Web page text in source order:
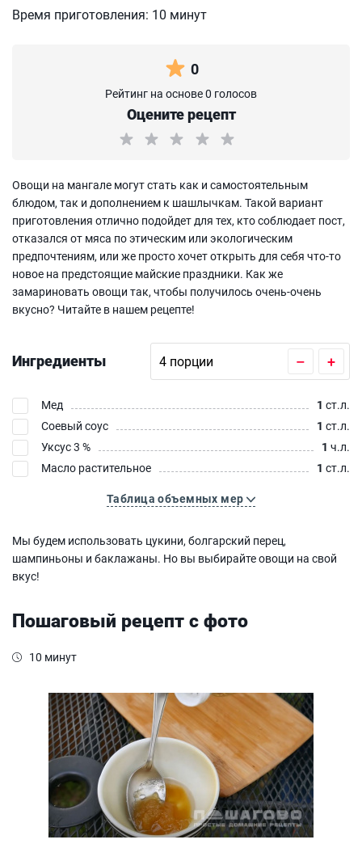
Время приготовления: 10 минут
0
Рейтинг на основе 0 голосов
Оцените рецепт
Овощи на мангале могут стать как и самостоятельным
блюдом, так и дополнением к шашлычкам. Такой вариант
приготовления отлично подойдет для тех, кто соблюдает пост,
отказался от мяса по этическим или экологическим
предпочтениям, или же просто хочет открыть для себя что-то
новое на предстоящие майские праздники. Как же
замариновать овощи так, чтобы получилось очень-очень
вкусно? Читайте в нашем рецепте!
Ингредиенты – +
Мед 1 ст.л.
Соевый соус
1 ст.л.
Уксус 3 %
1 ч.л.
Масло растительное
1 ст.л.
Таблица объемных мер
Мы будем использовать цукини, болгарский перец,
шампиньоны и баклажаны. Но вы выбирайте овощи на свой
вкус!
Пошаговый рецепт с фото
10 минут